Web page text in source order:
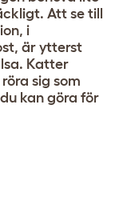
Att se till
i
är ytterst
Katter
sig som
kan göra för